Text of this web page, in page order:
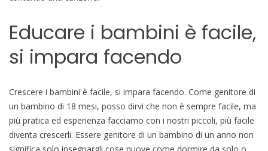
Educare i bambini è facile,
si impara facendo
Crescere i bambini è facile, si impara facendo. Come genitore di
un bambino di 18 mesi, posso dirvi che non è sempre facile, ma
più pratica ed esperienza facciamo con i nostri piccoli, più facile
diventa crescerli. Essere genitore di un bambino di un anno non